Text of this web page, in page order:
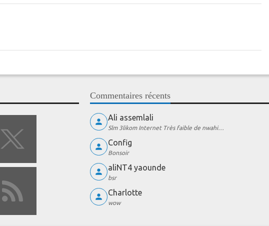
Commentaires récents
Ali assemlali
Slm 3likom Internet Très faible de nwahi…
Config
Bonsoir
aliNT4 yaounde
bsr
Charlotte
wow